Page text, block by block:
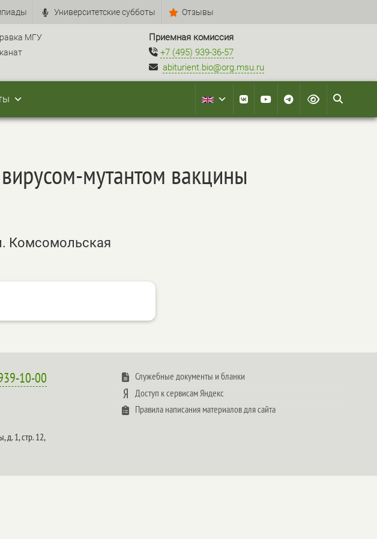
Университетские субботы Отзывы
МГУ
Приемная комиссия
+7 (495) 939-36-57
abiturient.bio@org.msu.ru
мутантом вакцины
Комсомольская
10-00
д. 1, стр. 12,
Служебные документы и бланки
Доступ к сервисам Яндекс
Правила написания материалов для сайта